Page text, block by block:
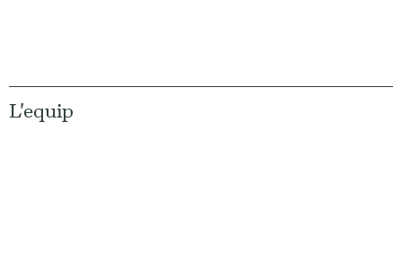
L'equip